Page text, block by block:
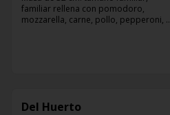
familiar rellena con pomodoro,
mozzarella, carne, pollo, pepperoni,
Del Huerto